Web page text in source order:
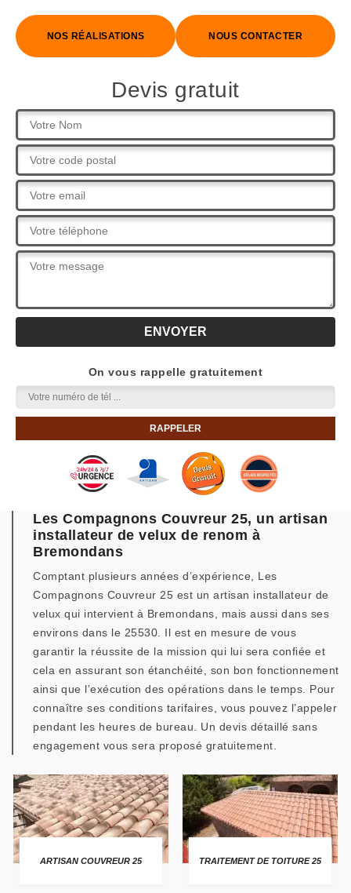
NOS RÉALISATIONS NOUS CONTACTER
Devis gratuit
On vous rappelle gratuitement
Les Compagnons Couvreur 25, un artisan
installateur de velux de renom à
Bremondans
Comptant plusieurs années d’expérience, Les
Compagnons Couvreur 25 est un artisan installateur de
velux qui intervient à Bremondans, mais aussi dans ses
environs dans le 25530. Il est en mesure de vous
garantir la réussite de la mission qui lui sera confiée et
cela en assurant son étanchéité, son bon fonctionnement
ainsi que l’exécution des opérations dans le temps. Pour
connaître ses conditions tarifaires, vous pouvez l’appeler
pendant les heures de bureau. Un devis détaillé sans
engagement vous sera proposé gratuitement.
ARTISAN COUVREUR 25 TRAITEMENT DE TOITURE 25